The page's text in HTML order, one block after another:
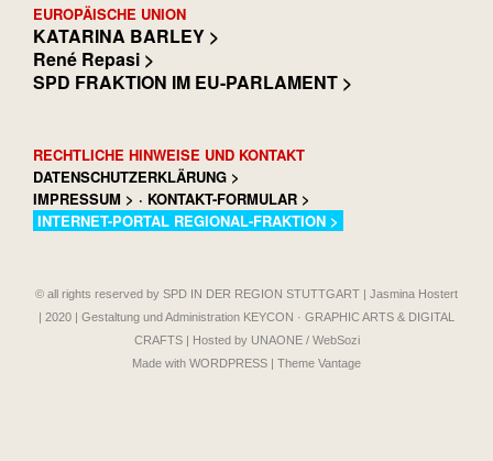
EUROPÄISCHE UNION
KATARINA BARLEY >
René Repasi >
SPD FRAKTION IM EU-PARLAMENT >
RECHTLICHE HINWEISE UND KONTAKT
DATENSCHUTZERKLÄRUNG >
IMPRESSUM > · KONTAKT-FORMULAR >
INTERNET-PORTAL REGIONAL-FRAKTION >
© all rights reserved by SPD IN DER REGION STUTTGART | Jasmina Hostert
| 2020 | Gestaltung und Administration KEYCON · GRAPHIC ARTS & DIGITAL
CRAFTS | Hosted by UNAONE / WebSozi
Made with WORDPRESS | Theme Vantage